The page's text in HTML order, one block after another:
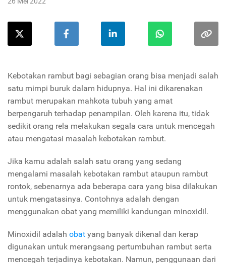
Kebotakan rambut bagi sebagian orang bisa menjadi salah
satu mimpi buruk dalam hidupnya. Hal ini dikarenakan
rambut merupakan mahkota tubuh yang amat
berpengaruh terhadap penampilan. Oleh karena itu, tidak
sedikit orang rela melakukan segala cara untuk mencegah
atau mengatasi masalah kebotakan rambut.
Jika kamu adalah salah satu orang yang sedang
mengalami masalah kebotakan rambut ataupun rambut
rontok, sebenarnya ada beberapa cara yang bisa dilakukan
untuk mengatasinya. Contohnya adalah dengan
menggunakan obat yang memiliki kandungan minoxidil.
Minoxidil adalah obat yang banyak dikenal dan kerap
digunakan untuk merangsang pertumbuhan rambut serta
mencegah terjadinya kebotakan. Namun, penggunaan dari